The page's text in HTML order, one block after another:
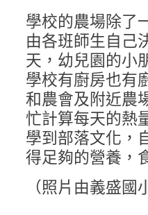
學校的農場除了
由各班師生自己
天，幼兒園的小
學校有廚房也有
和農會及附近農
忙計算每天的熱
學到部落文化，
得足夠的營養，
（照片由義盛國